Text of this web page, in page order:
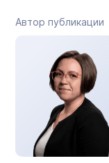
Автор публикации